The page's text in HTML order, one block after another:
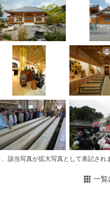
該当写真が拡大写真として表記され
一覧